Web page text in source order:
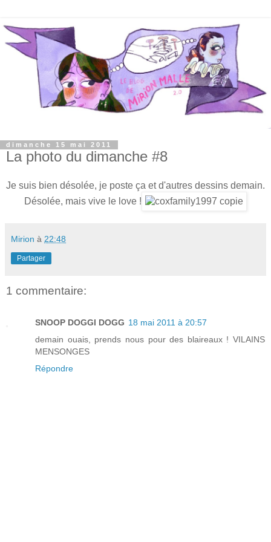
dimanche 15 mai 2011
La photo du dimanche #8
Je suis bien désolée, je poste ça et d'autres dessins demain.
Désolée, mais vive le love !
Mirion à 22:48
Partager
1 commentaire:
SNOOP DOGGI DOGG 18 mai 2011 à 20:57
demain ouais, prends nous pour des blaireaux ! VILAINS
MENSONGES
Répondre